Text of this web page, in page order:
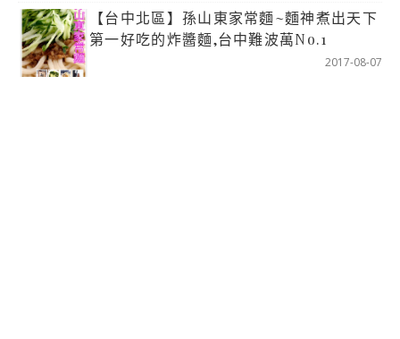
【台中北區】孫山東家常麵~麵神煮出天下
第一好吃的炸醬麵,台中難波萬No.1
2017-08-07